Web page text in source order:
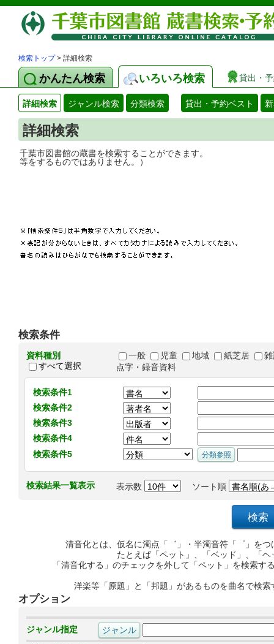
検索トップ> 詳細検索
かんたん検索 いろいろ検索 貸出・
詳細検索 ジャンル検索 分類検索 貸出・予約ベスト
詳細検索
千葉市図書館の蔵書を検索することがで
等をするものではありません。）
検索条件
資料種別
すべて選択
一般 児童 地域 紙芝居
点字・録音資料
検索条件1
検索条件2
検索条件3
検索条件4
検索条件5
検索結果一覧表示 表示数 ソート順
清音化とは、仮名に濁点「゛」・半濁音符「゜」を
たとえば「ペット」、「ベッド」、「
「清音化する」のチェックを外して「ペット」を検索
洋楽等「原題」と「邦題」があるものを曲名で検
オプション
ジャンル指定